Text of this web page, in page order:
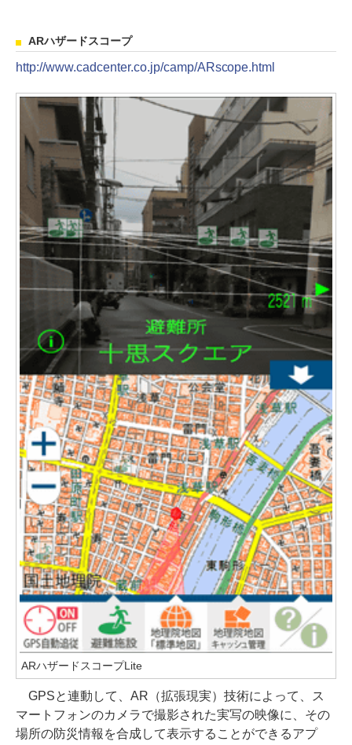
ARハザードスコープ
http://www.cadcenter.co.jp/camp/ARscope.html
ARハザードスコープLite
GPSと連動して、AR（拡張現実）技術によって、ス
マートフォンのカメラで撮影された実写の映像に、その
場所の防災情報を合成して表示することができるアプ